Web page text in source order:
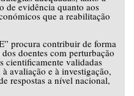
de evidência quanto aos
que a reabilitação
procura contribuir de forma
doentes com perturbação
cientificamente validadas
avaliação e à investigação,
respostas a nível nacional,